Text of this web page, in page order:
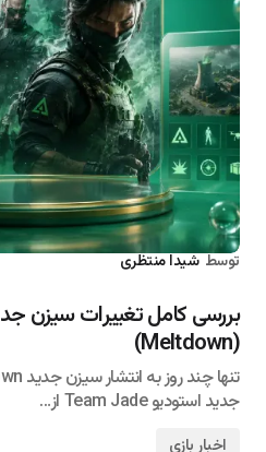
توسط شیدا منتظری
بررسی کامل تغییرات سیزن
(Meltdown)
جدید استودیو Team Jade از…
اخبار بازی